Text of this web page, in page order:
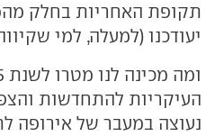
תקופת האחריות בחלק
יעודכנו (למעלה, למי
העיקריות להתחדשות